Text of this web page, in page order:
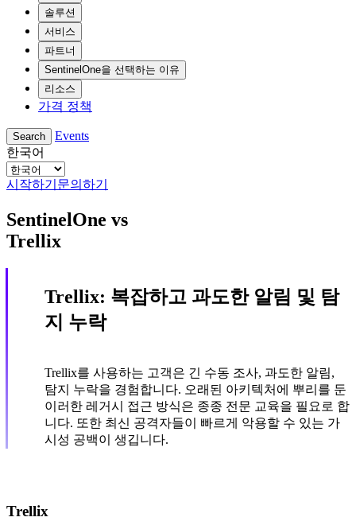
솔루션
서비스
파트너
SentinelOne을 선택하는 이유
리소스
가격 정책
Search
Events
한국어
시작하기 문의하기
SentinelOne vs
Trellix
Trellix: 복잡하고 과도한 알림 및 탐
지 누락
Trellix를 사용하는 고객은 긴 수동 조사, 과도한 알림,
탐지 누락을 경험합니다. 오래된 아키텍처에 뿌리를 둔
이러한 레거시 접근 방식은 종종 전문 교육을 필요로 합
니다. 또한 최신 공격자들이 빠르게 악용할 수 있는 가
시성 공백이 생깁니다.
Trellix